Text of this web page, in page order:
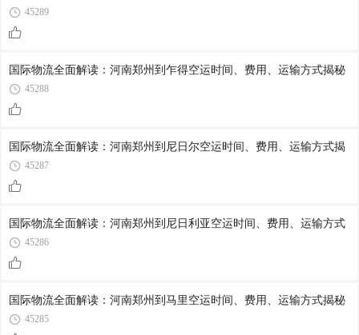
45289
国际物流全面解读：河南郑州到乍得空运时间、费用、运输方式揭秘
45288
国际物流全面解读：河南郑州到尼日尔空运时间、费用、运输方式揭
45287
国际物流全面解读：河南郑州到尼日利亚空运时间、费用、运输方式
45286
国际物流全面解读：河南郑州到马里空运时间、费用、运输方式揭秘
45285